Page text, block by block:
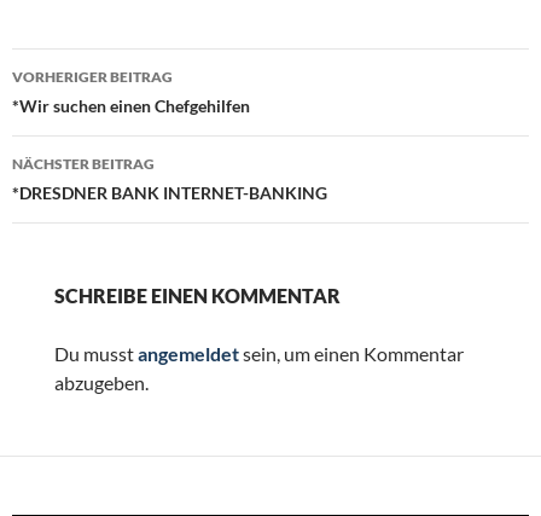
Beitragsnavigation
VORHERIGER BEITRAG
*Wir suchen einen Chefgehilfen
NÄCHSTER BEITRAG
*DRESDNER BANK INTERNET-BANKING
SCHREIBE EINEN KOMMENTAR
Du musstangemeldetsein, um einen Kommentar
abzugeben.